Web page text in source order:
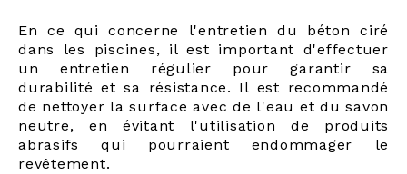
En ce qui concerne l'entretien du béton ciré
dans les piscines, il est important d'effectuer
un entretien régulier pour garantir sa
durabilité et sa résistance. Il est recommandé
de nettoyer la surface avec de l'eau et du savon
neutre, en évitant l'utilisation de produits
abrasifs qui pourraient endommager le
revêtement.